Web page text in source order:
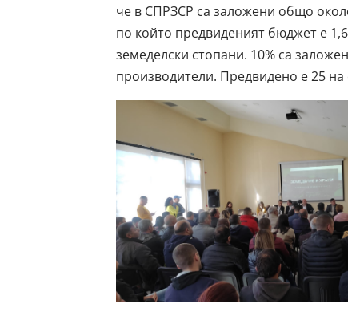
че в СПРЗСР са заложени общо
по който предвиденият бюджет е
земеделски стопани. 10% са
производители. Предвидено е 25 на